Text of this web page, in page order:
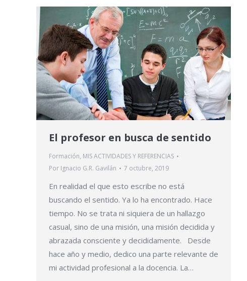
El profesor en busca de sentido
Formación, MIS ACTIVIDADES Y REFERENCIAS
Por Ignacio G.R. Gavilán 7 octubre, 2019
En realidad el que esto escribe no está
buscando el sentido. Ya lo ha encontrado. Hace
tiempo. No se trata ni siquiera de un hallazgo
casual, sino de una misión, una misión decidida y
abrazada consciente y decididamente. Desde
hace año y medio, dedico una parte relevante de
mi actividad profesional a la docencia. La…